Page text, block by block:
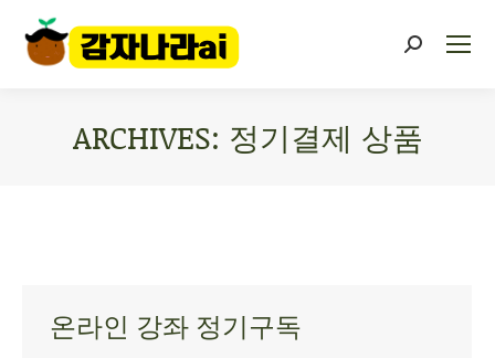
ARCHIVES: 정기결제 상품
온라인 강좌 정기구독